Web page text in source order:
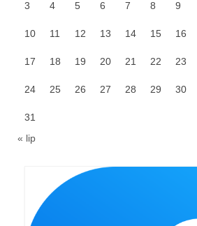
Bierzmowanie 24.10.2022r.
Odpust 2022
Złoty Jubileusz
Galerie 2021
3 4 5 6 7 8 9
10 11 12 13 14 15 16
17 18 19 20 21 22 23
24 25 26 27 28 29 30
31
« lip